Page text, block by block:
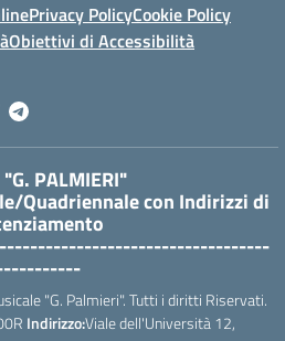
Privacy PolicyCookie Policy
Obiettivi di Accessibilità
"G. PALMIERI"
Quadriennale con Indirizzi di
"G. Palmieri". Tutti i diritti Riservati.
Indirizzo:Viale dell'Università 12,